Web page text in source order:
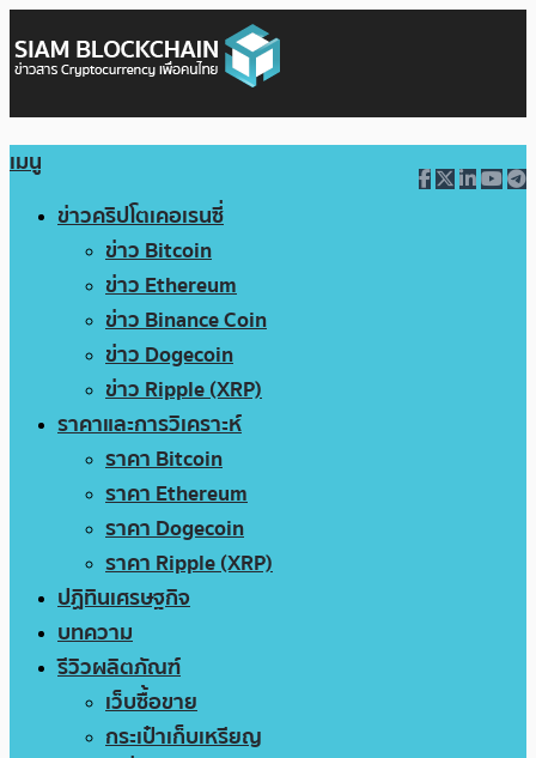
เมนู
ข่าวคริปโตเคอเรนซี่
ข่าว Bitcoin
ข่าว Ethereum
ข่าว Binance Coin
ข่าว Dogecoin
ข่าว Ripple (XRP)
ราคาและการวิเคราะห์
ราคา Bitcoin
ราคา Ethereum
ราคา Dogecoin
ราคา Ripple (XRP)
ปฏิทินเศรษฐกิจ
บทความ
รีวิวผลิตภัณฑ์
เว็บซื้อขาย
กระเป๋าเก็บเหรียญ